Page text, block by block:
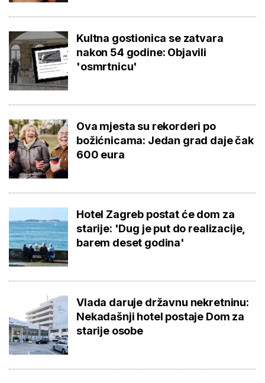
Kultna gostionica se zatvara
nakon 54 godine: Objavili
'osmrtnicu'
Ova mjesta su rekorderi po
božićnicama: Jedan grad daje čak
600 eura
Hotel Zagreb postat će dom za
starije: 'Dug je put do realizacije,
barem deset godina'
Vlada daruje državnu nekretninu:
Nekadašnji hotel postaje Dom za
starije osobe